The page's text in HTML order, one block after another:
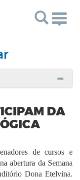
DA
de cursos e
abertura da Semana
Dona Etelvina.